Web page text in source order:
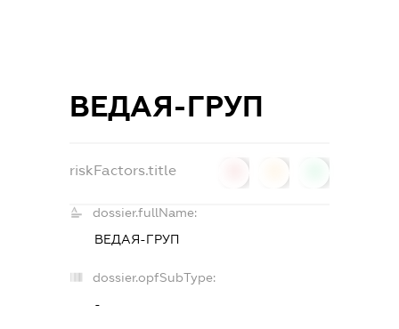
ВЕДАЯ-ГРУП
riskFactors.title
dossier.fullName:
ВЕДАЯ-ГРУП
dossier.opfSubType:
-